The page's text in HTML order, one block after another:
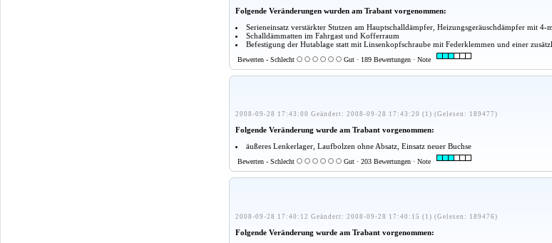
Folgende Veränderungen wurden am Trabant vorgenommen:
Serieneinsatz verstärkter Stutzen am Hauptschalldämpfer, Heizungsgeräuschdämpfer mit 4-
Schalldämmatten im Fahrgast und Kofferraum
Befestigung der Hutablage statt mit Linsenkopfschraube mit Federklemmen und einer
Bewerten - Schlecht Gut · 189 Bewertungen · Note
2008-09-28 17:43:00 Geändert: 2008-09-28 17:43:20 (1) (Gelesen: 189477)
Folgende Veränderung wurde am Trabant vorgenommen:
äußeres Lenkerlager, Laufbolzen ohne Absatz, Einsatz neuer Buchse
Bewerten - Schlecht Gut · 203 Bewertungen · Note
2008-09-28 17:40:12 Geändert: 2008-09-28 17:40:15 (1) (Gelesen: 189476)
Folgende Veränderung wurde am Trabant vorgenommen: